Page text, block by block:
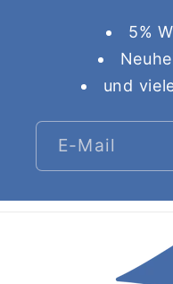
5%
und
E-Mail